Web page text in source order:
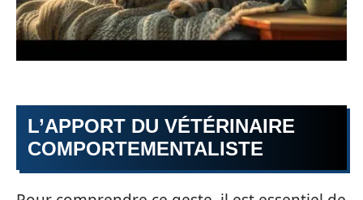
L’APPORT DU VÉTÉRINAIRE
COMPORTEMENTALISTE